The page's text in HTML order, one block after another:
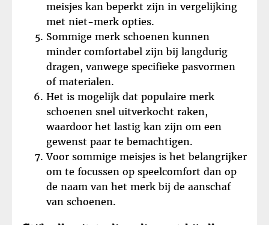
meisjes kan beperkt zijn in vergelijking
met niet-merk opties.
Sommige merk schoenen kunnen
minder comfortabel zijn bij langdurig
dragen, vanwege specifieke pasvormen
of materialen.
Het is mogelijk dat populaire merk
schoenen snel uitverkocht raken,
waardoor het lastig kan zijn om een
gewenst paar te bemachtigen.
Voor sommige meisjes is het belangrijker
om te focussen op speelcomfort dan op
de naam van het merk bij de aanschaf
van schoenen.